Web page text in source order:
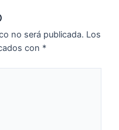
no será publicada. Los
con *